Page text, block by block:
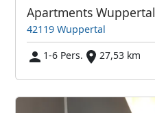
Apartments Wuppertal
42119 Wuppertal
1-6 Pers.
27,53 km